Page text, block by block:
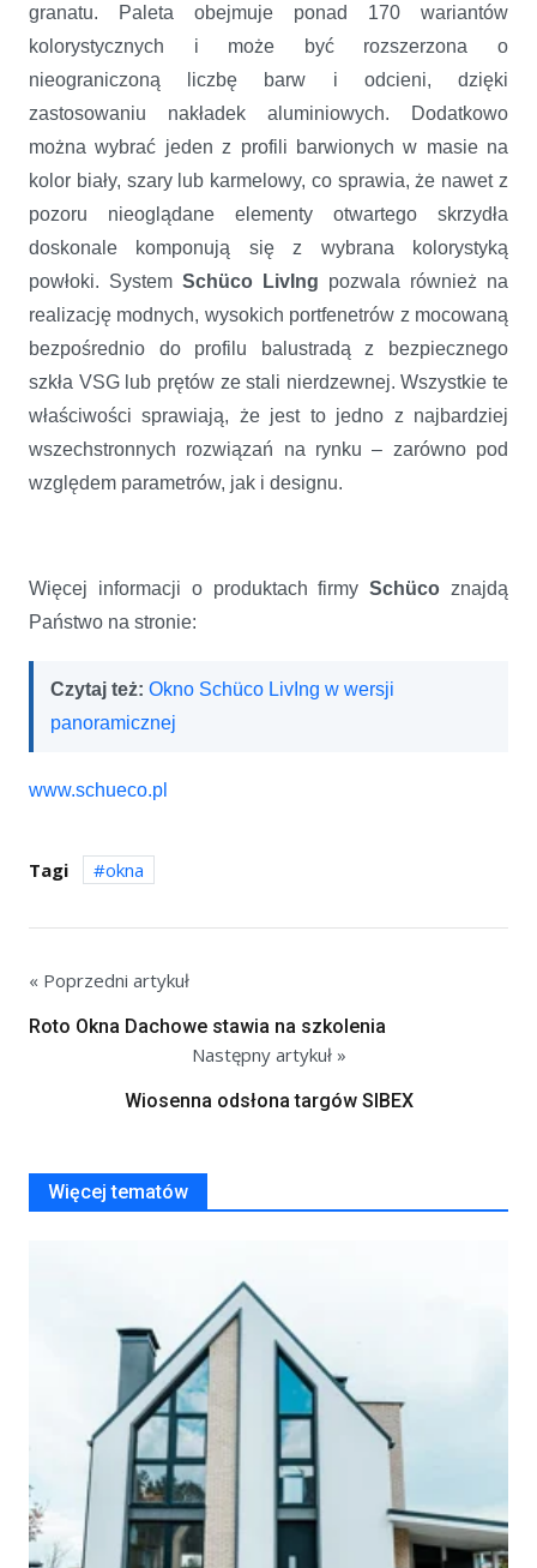
granatu. Paleta obejmuje ponad 170 wariantów
kolorystycznych i może być rozszerzona o
nieograniczoną liczbę barw i odcieni, dzięki
zastosowaniu nakładek aluminiowych. Dodatkowo
można wybrać jeden z profili barwionych w masie na
kolor biały, szary lub karmelowy, co sprawia, że nawet z
pozoru nieoglądane elementy otwartego skrzydła
doskonale komponują się z wybrana kolorystyką
powłoki. System Schüco LivIng pozwala również na
realizację modnych, wysokich portfenetrów z mocowaną
bezpośrednio do profilu balustradą z bezpiecznego
szkła VSG lub prętów ze stali nierdzewnej. Wszystkie te
właściwości sprawiają, że jest to jedno z najbardziej
wszechstronnych rozwiązań na rynku – zarówno pod
względem parametrów, jak i designu.
Więcej informacji o produktach firmySchüco znajdą
Państwo na stronie:
Czytaj też: Okno Schüco LivIng w wersji
panoramicznej
www.schueco.pl
Tagi okna
« Poprzedni artykuł
Roto Okna Dachowe stawia na szkolenia
Następny artykuł »
Wiosenna odsłona targów SIBEX
Więcej tematów